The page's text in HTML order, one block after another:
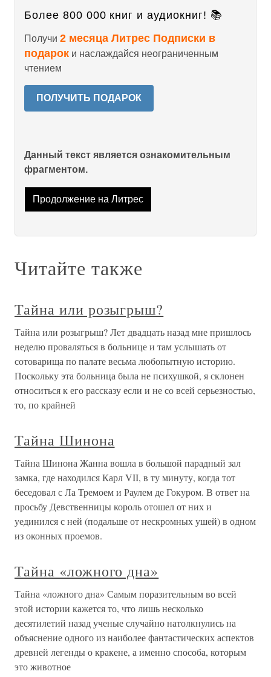
Более 800 000 книг и аудиокниг! 📚
Получи 2 месяца Литрес Подписки в
подарок и наслаждайся неограниченным
чтением
ПОЛУЧИТЬ ПОДАРОК
Данный текст является ознакомительным
фрагментом.
Продолжение на Литрес
Читайте также
Тайна или розыгрыш?
Тайна или розыгрыш? Лет двадцать назад мне пришлось
неделю проваляться в больнице и там услышать от
сотоварища по палате весьма любопытную историю.
Поскольку эта больница была не психушкой, я склонен
относиться к его рассказу если и не со всей серьезностью,
то, по крайней
Тайна Шинона
Тайна Шинона Жанна вошла в большой парадный зал
замка, где находился Карл VII, в ту минуту, когда тот
беседовал с Ла Тремоем и Раулем де Гокуром. В ответ на
просьбу Девственницы король отошел от них и
уединился с ней (подальше от нескромных ушей) в одном
из оконных проемов.
Тайна «ложного дна»
Тайна «ложного дна» Самым поразительным во всей
этой истории кажется то, что лишь несколько
десятилетий назад ученые случайно натолкнулись на
объяснение одного из наиболее фантастических аспектов
древней легенды о кракене, а именно способа, которым
это животное